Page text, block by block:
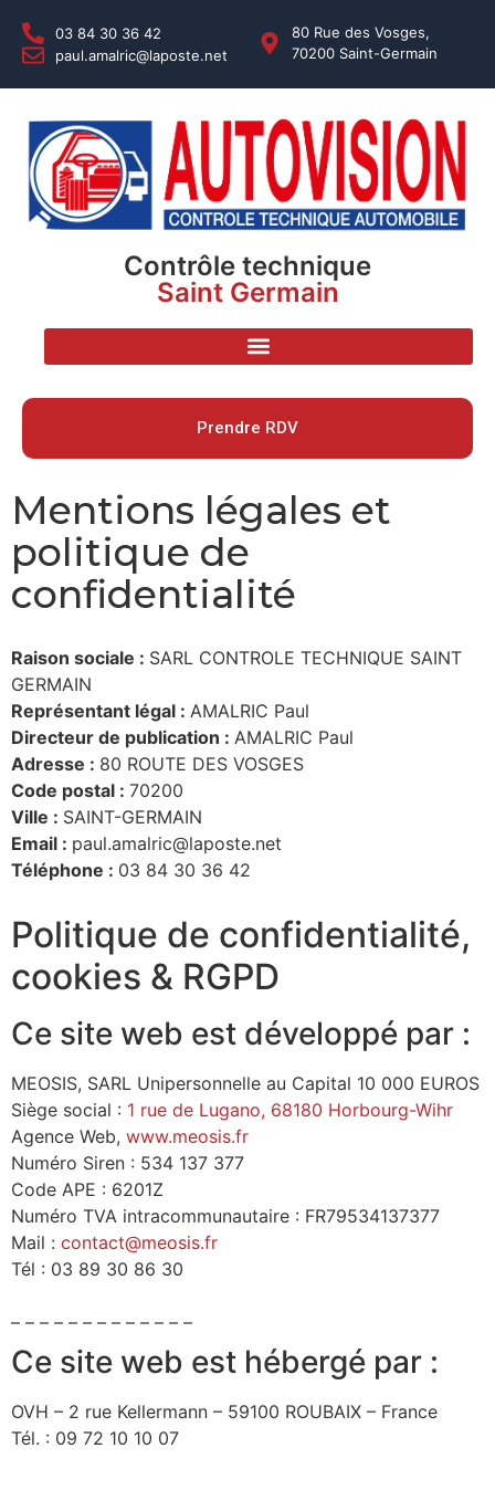
03 84 30 36 42
paul.amalric@laposte.net
80 Rue des Vosges,
70200 Saint-Germain
Contrôle technique
Saint Germain
Prendre RDV
Mentions légales et
politique de
confidentialité
Raison sociale : SARL CONTROLE TECHNIQUE SAINT
GERMAIN
Représentant légal : AMALRIC Paul
Directeur de publication : AMALRIC Paul
Adresse : 80 ROUTE DES VOSGES
Code postal : 70200
Ville : SAINT-GERMAIN
Email : paul.amalric@laposte.net
Téléphone : 03 84 30 36 42
Politique de confidentialité,
cookies & RGPD
Ce site web est développé par :
MEOSIS, SARL Unipersonnelle au Capital 10 000 EUROS
Siège social : 1 rue de Lugano, 68180 Horbourg-Wihr
Agence Web, www.meosis.fr
Numéro Siren : 534 137 377
Code APE : 6201Z
Numéro TVA intracommunautaire : FR79534137377
Mail : contact@meosis.fr
Tél : 03 89 30 86 30
– – – – – – – – – – – – –
Ce site web est hébergé par :
OVH – 2 rue Kellermann – 59100 ROUBAIX – France
Tél. : 09 72 10 10 07